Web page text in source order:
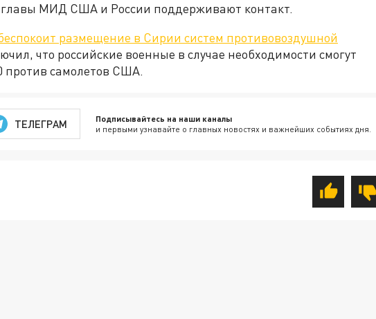
главы МИД США и России поддерживают контакт.
размещение в Сирии систем противовоздушной
что российские военные в случае необходимости смогут
против самолетов США.
ТЕЛЕГРАМ Подписывайтесь на наши каналы
и первыми узнавайте о главных новостях и важнейших событиях дня.